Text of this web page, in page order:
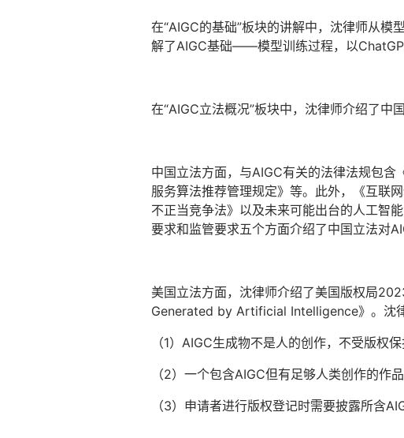
在“AIGC的基础”板块的讲解中，沈律师从
解了AIGC基础——模型训练过程，以
在“AIGC立法概况”板块中，沈律师介绍了中
中国立法方面，与AIGC有关的法律法规包
服务算法推荐管理规定》等。此外，《互联
不正当竞争法》以及未来可能出台的人工智
要求和监管要求五个方面介绍了中国立法对
美国立法方面，沈律师介绍了美国版权局
Generated by Artificial Intelligence》。沈
（1）AIGC生成物不是人的创作，不受版权保
（2）一个包含AIGC但有足够人类创作的作
（3）申请者进行版权登记时需要披露所含